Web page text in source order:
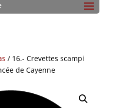
/ 16.- Crevettes scampi
de Cayenne